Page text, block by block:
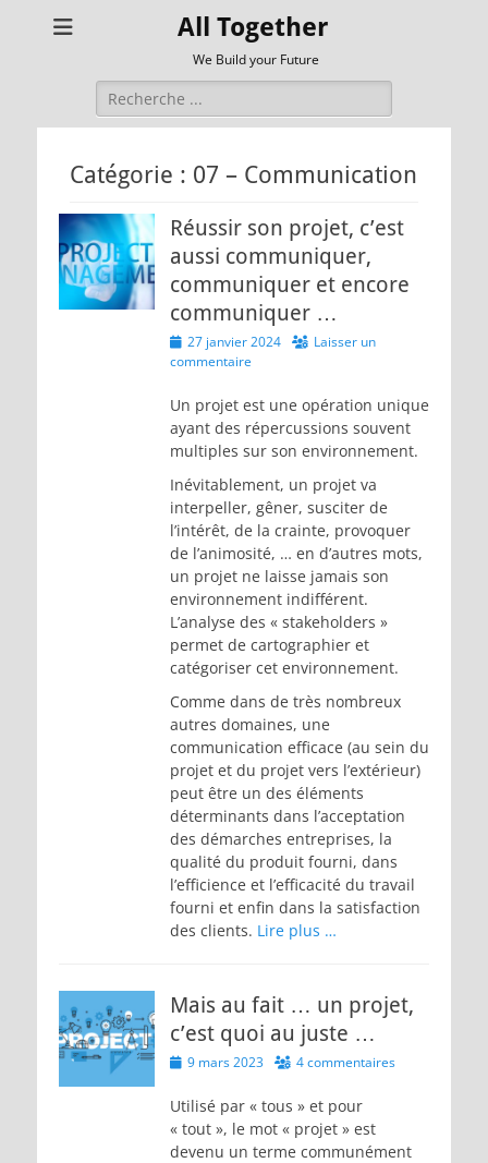
All Together
We Build your Future
Rechercher :
Catégorie : 07 – Communication
Réussir son projet, c’est
aussi communiquer,
communiquer et encore
communiquer …
Posted
on
27 janvier 2024
Laisser un
commentaire
Un projet est une opération unique
ayant des répercussions souvent
multiples sur son environnement.
Inévitablement, un projet va
interpeller, gêner, susciter de
l’intérêt, de la crainte, provoquer
de l’animosité, … en d’autres mots,
un projet ne laisse jamais son
environnement indifférent.
L’analyse des « stakeholders »
permet de cartographier et
catégoriser cet environnement.
Comme dans de très nombreux
autres domaines, une
communication efficace (au sein du
projet et du projet vers l’extérieur)
peut être un des éléments
déterminants dans l’acceptation
des démarches entreprises, la
qualité du produit fourni, dans
l’efficience et l’efficacité du travail
fourni et enfin dans la satisfaction
des clients. Lire plus …
Mais au fait … un projet,
c’est quoi au juste …
Posted
9 mars 2023 4 commentaires
Utilisé par « tous » et pour
« tout », le mot « projet » est
devenu un terme communément